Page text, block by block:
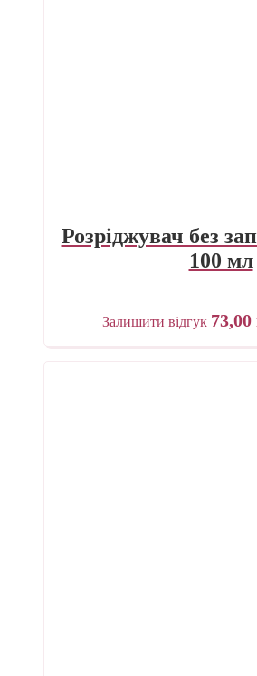
Розріджувач без
100 мл
Залишити відгук 73,00